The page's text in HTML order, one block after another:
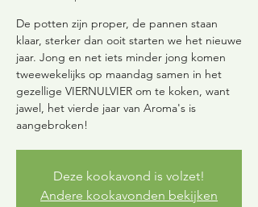
De potten zijn proper, de pannen staan
klaar, sterker dan ooit starten we het nieuwe
jaar. Jong en net iets minder jong komen
tweewekelijks op maandag samen in het
gezellige VIERNULVIER om te koken, want
jawel, het vierde jaar van Aroma's is
aangebroken!
Deze kookavond is volzet!
Andere kookavonden bekijken